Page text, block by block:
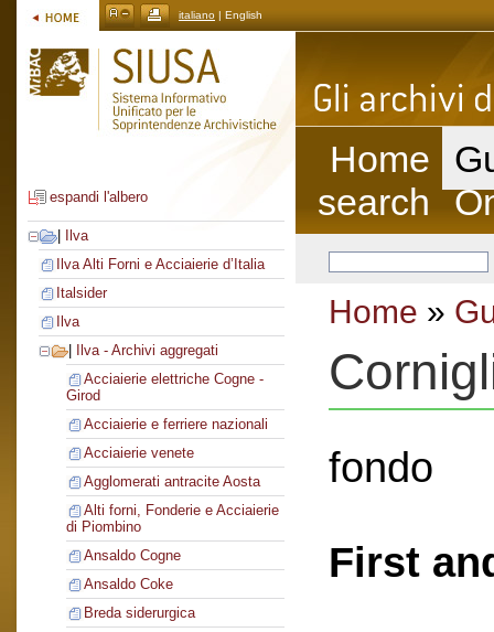
italiano | English
espandi l'albero
Ilva
Ilva Alti Forni e Acciaierie d’Italia
Italsider
Ilva
Ilva - Archivi aggregati
Acciaierie elettriche Cogne -
Girod
Acciaierie e ferriere nazionali
Acciaierie venete
Agglomerati antracite Aosta
Alti forni, Fonderie e Acciaierie
di Piombino
Ansaldo Cogne
Ansaldo Coke
Breda siderurgica
Home
search
Home »
fondo
First